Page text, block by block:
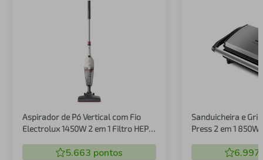
Aspirador de Pó Vertical com Fio
Electrolux 1450W 2 em 1 Filtro HEPA
5.663 pontos
Sanduicheira e
Press 2 em 1 850W
6.997